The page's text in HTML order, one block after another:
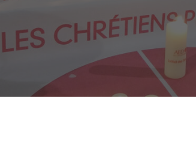
ACS Italia